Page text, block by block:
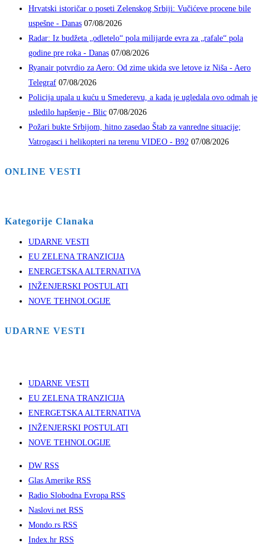
Hrvatski istoričar o poseti Zelenskog Srbiji: Vučićeve procene bile
uspešne - Danas 07/08/2026
Radar: Iz budžeta „odletelo“ pola milijarde evra za „rafale“ pola
godine pre roka - Danas 07/08/2026
Ryanair potvrdio za Aero: Od zime ukida sve letove iz Niša - Aero
Telegraf 07/08/2026
Policija upala u kuću u Smederevu, a kada je ugledala ovo odmah je
usledilo hapšenje - Blic 07/08/2026
Požari bukte Srbijom, hitno zasedao Štab za vanredne situacije;
Vatrogasci i helikopteri na terenu VIDEO - B92 07/08/2026
ONLINE VESTI
Kategorije Clanaka
UDARNE VESTI
EU ZELENA TRANZICIJA
ENERGETSKA ALTERNATIVA
INŽENJERSKI POSTULATI
NOVE TEHNOLOGIJE
UDARNE VESTI
UDARNE VESTI
EU ZELENA TRANZICIJA
ENERGETSKA ALTERNATIVA
INŽENJERSKI POSTULATI
NOVE TEHNOLOGIJE
DW RSS
Glas Amerike RSS
Radio Slobodna Evropa RSS
Naslovi.net RSS
Mondo.rs RSS
Index.hr RSS